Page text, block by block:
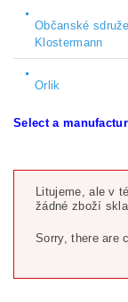
Občanské
Klostermann
Orlik
Select a
Litujeme, ale v
žádné zboží
Sorry, there are